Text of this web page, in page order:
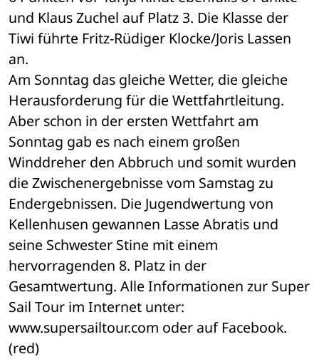
und Klaus Zuchel auf Platz 3. Die Klasse der
Tiwi führte Fritz-Rüdiger Klocke/Joris Lassen
an.
Am Sonntag das gleiche Wetter, die gleiche
Herausforderung für die Wettfahrtleitung.
Aber schon in der ersten Wettfahrt am
Sonntag gab es nach einem großen
Winddreher den Abbruch und somit wurden
die Zwischenergebnisse vom Samstag zu
Endergebnissen. Die Jugendwertung von
Kellenhusen gewannen Lasse Abratis und
seine Schwester Stine mit einem
hervorragenden 8. Platz in der
Gesamtwertung. Alle Informationen zur Super
Sail Tour im Internet unter:
www.supersailtour.com oder auf Facebook.
(red)